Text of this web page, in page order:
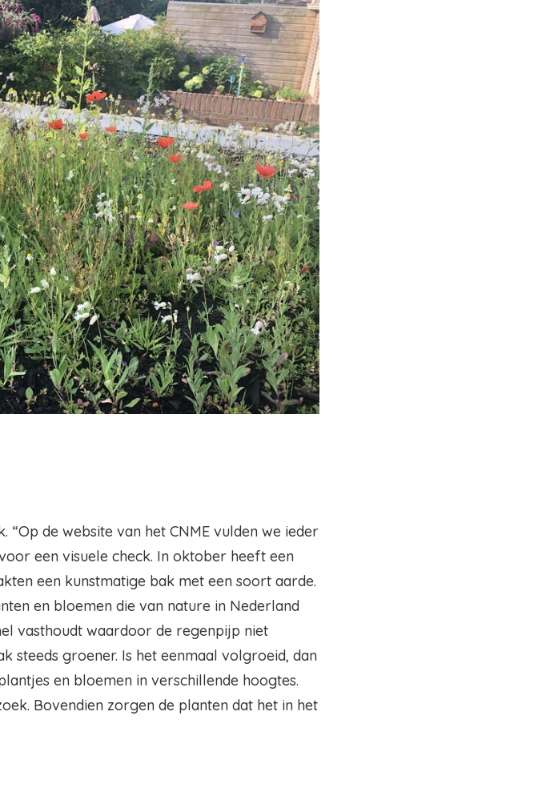
de website van het CNME vulden we ieder
een visuele check. In oktober heeft een
een kunstmatige bak met een soort aarde.
en bloemen die van nature in Nederland
vasthoudt waardoor de regenpijp niet
steeds groener. Is het eenmaal volgroeid, dan
en bloemen in verschillende hoogtes.
Bovendien zorgen de planten dat het in het